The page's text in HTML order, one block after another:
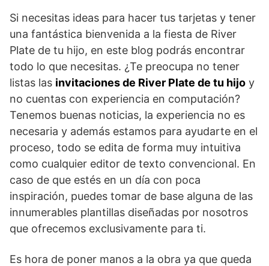
Si necesitas ideas para hacer tus tarjetas y tener
una fantástica bienvenida a la fiesta de River
Plate de tu hijo, en este blog podrás encontrar
todo lo que necesitas. ¿Te preocupa no tener
listas las invitaciones de River Plate de tu hijo y
no cuentas con experiencia en computación?
Tenemos buenas noticias, la experiencia no es
necesaria y además estamos para ayudarte en el
proceso, todo se edita de forma muy intuitiva
como cualquier editor de texto convencional. En
caso de que estés en un día con poca
inspiración, puedes tomar de base alguna de las
innumerables plantillas diseñadas por nosotros
que ofrecemos exclusivamente para ti.
Es hora de poner manos a la obra ya que queda